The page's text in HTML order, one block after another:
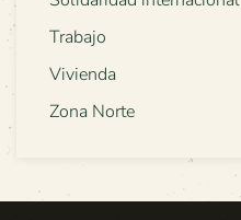
Trabajo
Vivienda
Zona Norte